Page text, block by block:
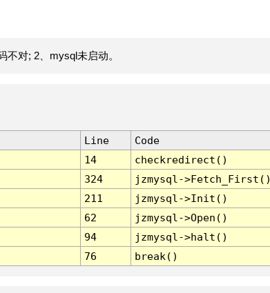
对; 2、mysql未启动。
Line
Code
14
checkredirect()
324
jzmysql-
211
jzmysql->Init()
62
jzmysql->Open()
94
jzmysql->halt()
76 break()